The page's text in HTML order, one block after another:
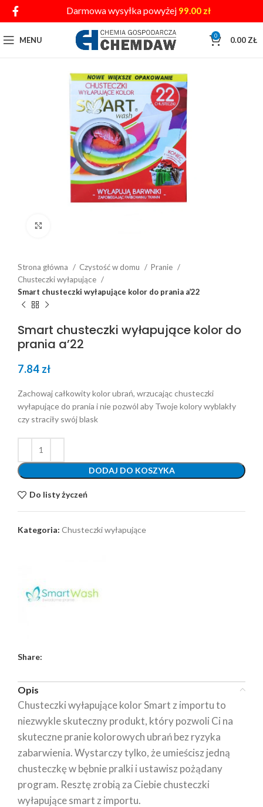
Darmowa wysyłka powyżej 99.00 zł
MENU 0 0.00 ZŁ
Strona główna Czystość w domu
Pranie
Chusteczki wyłapujące
Smart chusteczki wyłapujące kolor do prania a’22
Smart chusteczki wyłapujące kolor do
prania a’22
7.84 zł
Zachowaj całkowity kolor ubrań, wrzucając chusteczki
wyłapujące do prania i nie pozwól aby Twoje kolory wyblakły
czy straciły swój blask
DODAJ DO KOSZYKA
Do listy życzeń
Kategoria: Chusteczki wyłapujące
Share:
Opis
Chusteczki wyłapujące kolor Smart z importu to
niezwykle skuteczny produkt, który pozwoli Ci na
skuteczne pranie kolorowych ubrań bez ryzyka
zabarwienia. Wystarczy tylko, że umieścisz jedną
chusteczkę w bębnie pralki i ustawisz pożądany
program. Resztę zrobią za Ciebie chusteczki
wyłapujące smart z importu.